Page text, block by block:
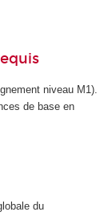
niveau M1).
de base en
du